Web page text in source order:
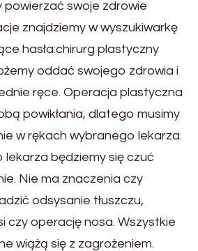
swoje zdrowie
znajdziemy w wyszukiwarkę
hasła:chirurg plastyczny
oddać swojego zdrowia i
ręce. Operacja plastyczna
powikłania, dlatego musimy
w rękach wybranego lekarza.
będziemy się czuć
Nie ma znaczenia czy
odsysanie tłuszczu,
czy operację nosa. Wszystkie
wiążą się z zagrożeniem.